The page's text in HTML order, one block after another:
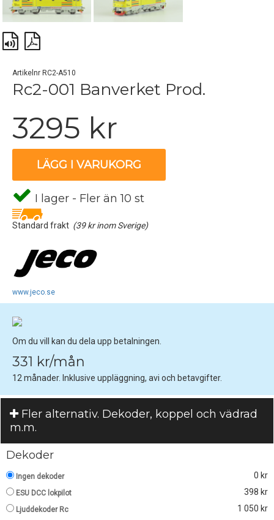
Artikelnr RC2-A510
Rc2-001 Banverket Prod.
3295 kr
LÄGG I VARUKORG
I lager - Fler än 10 st
Standard frakt (39 kr inom Sverige)
www.jeco.se
Om du vill kan du dela upp betalningen.
331 kr/mån
12 månader. Inklusive uppläggning, avi och betavgifter.
Fler alternativ. Dekoder, koppel och vädrad
m.m.
Dekoder
Ingen dekoder 0 kr
ESU DCC lokpilot 398 kr
Ljuddekoder Rc 1 050 kr